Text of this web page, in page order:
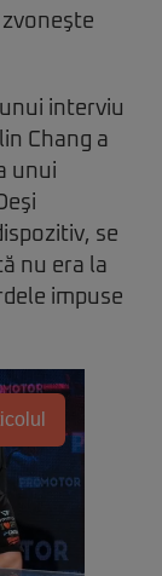
interviu
Chang a
unui
se
nu era la
impuse